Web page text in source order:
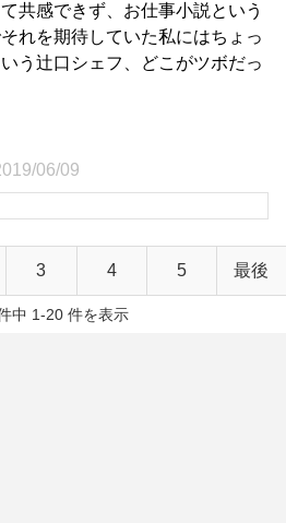
共感できず、お仕事小説という
れを期待していた私にはちょっ
う辻口シェフ、どこがツボだっ
06/09
3 4 5 最後
中 1-20 件を表示